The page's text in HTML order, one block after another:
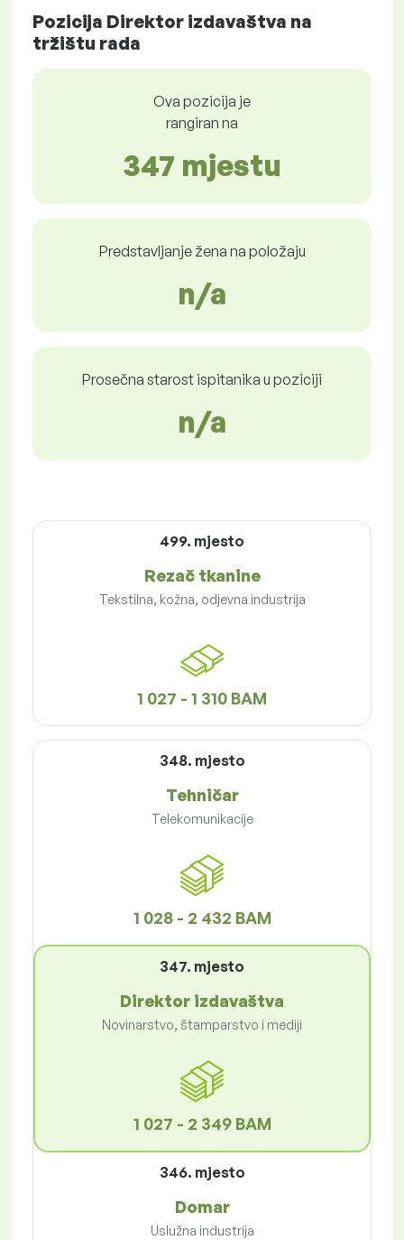
Pozicija Direktor izdavaštva na
tržištu rada
Ova pozicija je
rangiran na
347 mjestu
Predstavljanje žena na položaju
n/a
Prosečna starost ispitanika u poziciji
n/a
499. mjesto
Rezač tkanine
Tekstilna, kožna, odjevna industrija
1 027 - 1 310 BAM
348. mjesto
Tehničar
Telekomunikacije
1 028 - 2 432 BAM
347. mjesto
Direktor izdavaštva
Novinarstvo, štamparstvo i mediji
1 027 - 2 349 BAM
346. mjesto
Domar
Uslužna industrija